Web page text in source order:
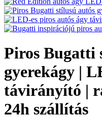
Piros Bugatti
gyerekágy |
távirányító |
24h szállítás